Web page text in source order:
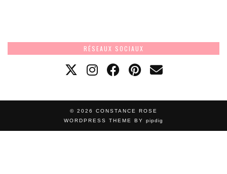
RÉSEAUX SOCIAUX
© 2026 CONSTANCE ROSE
WORDPRESS THEME BY pipdig